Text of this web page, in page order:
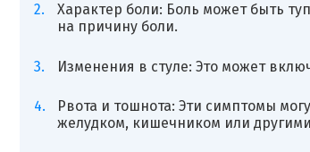
Характер боли: Боль может быть
на причину боли.
Изменения в стуле: Это может
Рвота и тошнота: Эти симптомы
желудком, кишечником или